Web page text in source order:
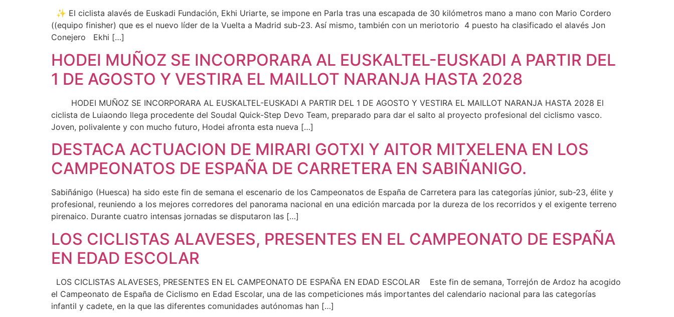
✨ El ciclista alavés de Euskadi Fundación, Ekhi Uriarte, se impone en Parla tras una escapada de 30 kilómetros mano a mano con Mario Cordero
((equipo finisher) que es el nuevo líder de la Vuelta a Madrid sub-23. Así mismo, también con un meriotorio 4 puesto ha clasificado el alavés Jon
Conejero Ekhi […]
HODEI MUÑOZ SE INCORPORARA AL EUSKALTEL-EUSKADI A PARTIR DEL
1 DE AGOSTO Y VESTIRA EL MAILLOT NARANJA HASTA 2028
HODEI MUÑOZ SE INCORPORARA AL EUSKALTEL-EUSKADI A PARTIR DEL 1 DE AGOSTO Y VESTIRA EL MAILLOT NARANJA HASTA 2028 El
ciclista de Luiaondo llega procedente del Soudal Quick-Step Devo Team, preparado para dar el salto al proyecto profesional del ciclismo vasco.
Joven, polivalente y con mucho futuro, Hodei afronta esta nueva […]
DESTACA ACTUACION DE MIRARI GOTXI Y AITOR MITXELENA EN LOS
CAMPEONATOS DE ESPAÑA DE CARRETERA EN SABIÑANIGO.
Sabiñánigo (Huesca) ha sido este fin de semana el escenario de los Campeonatos de España de Carretera para las categorías júnior, sub-23, élite y
profesional, reuniendo a los mejores corredores del panorama nacional en una edición marcada por la dureza de los recorridos y el exigente terreno
pirenaico. Durante cuatro intensas jornadas se disputaron las […]
LOS CICLISTAS ALAVESES, PRESENTES EN EL CAMPEONATO DE ESPAÑA
EN EDAD ESCOLAR
LOS CICLISTAS ALAVESES, PRESENTES EN EL CAMPEONATO DE ESPAÑA EN EDAD ESCOLAR Este fin de semana, Torrejón de Ardoz ha acogido
el Campeonato de España de Ciclismo en Edad Escolar, una de las competiciones más importantes del calendario nacional para las categorías
infantil y cadete, en la que las diferentes comunidades autónomas han […]